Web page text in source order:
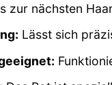
zur nächsten
Lässt sich